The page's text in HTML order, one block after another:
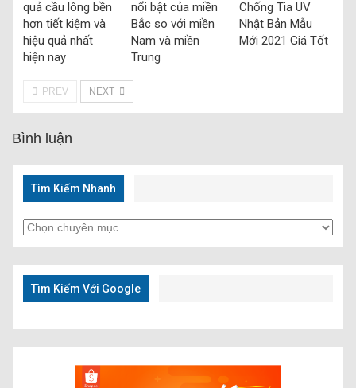
quả cầu lông bền
hơn tiết kiệm và
hiệu quả nhất
hiện nay
nổi bật của miền
Bắc so với miền
Nam và miền
Trung
Chống Tia UV
Nhật Bản Mẫu
Mới 2021 Giá Tốt
PREV NEXT
Bình luận
Tìm Kiếm Nhanh
Tìm
Kiếm
Nhanh
Tìm Kiếm Với Google